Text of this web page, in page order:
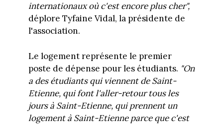
internationaux où c'est encore plus cher",
déplore Tyfaine Vidal, la présidente de
l'association.
Le logement représente le premier
poste de dépense pour les étudiants. "On
a des étudiants qui viennent de Saint-
Etienne, qui font l'aller-retour tous les
jours à Saint-Etienne, qui prennent un
logement à Saint-Etienne parce que c'est